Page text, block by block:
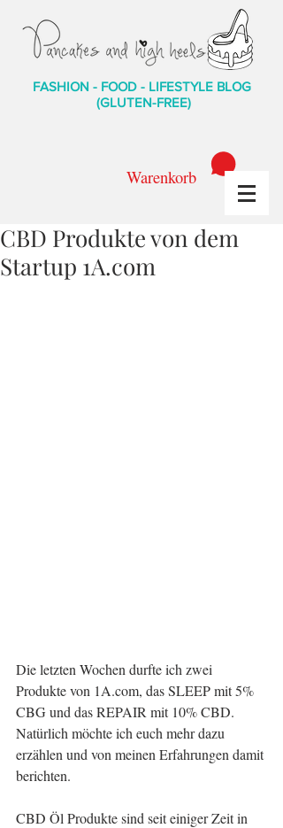
FASHION - FOOD - LIFESTYLE BLOG
(GLUTEN-FREE)
Warenkorb
CBD Produkte von dem
Startup 1A.com
Die letzten Wochen durfte ich zwei
Produkte von 1A.com, das SLEEP mit 5%
CBG und das REPAIR mit 10% CBD.
Natürlich möchte ich euch mehr dazu
erzählen und von meinen Erfahrungen damit
berichten.
CBD Öl Produkte sind seit einiger Zeit in